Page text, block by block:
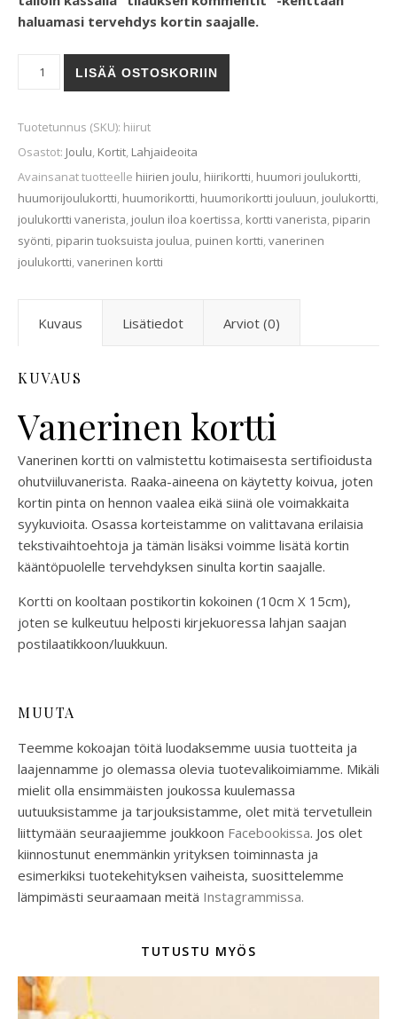
haluamasi tervehdys kortin saajalle.
HIIRUT-joulukortti määrä
LISÄÄ OSTOSKORIIN
Tuotetunnus (SKU): hiirut
Osastot: Joulu, Kortit, Lahjaideoita
Avainsanat tuotteelle hiirien joulu, hiirikortti, huumori joulukortti,
huumorijoulukortti, huumorikortti, huumorikortti jouluun, joulukortti,
joulukortti vanerista, joulun iloa koertissa, kortti vanerista, piparin
syönti, piparin tuoksuista joulua, puinen kortti,vanerinen
joulukortti,vanerinen kortti
Kuvaus Lisätiedot Arviot (0)
KUVAUS
Vanerinen kortti
Vanerinen kortti on valmistettu kotimaisesta sertifioidusta
ohutviiluvanerista. Raaka-aineena on käytetty koivua, joten
kortin pinta on hennon vaalea eikä siinä ole voimakkaita
syykuvioita. Osassa korteistamme on valittavana erilaisia
tekstivaihtoehtoja ja tämän lisäksi voimme lisätä kortin
kääntöpuolelle tervehdyksen sinulta kortin saajalle.
Kortti on kooltaan postikortin kokoinen (10cm X 15cm),
joten se kulkeutuu helposti kirjekuoressa lahjan saajan
postilaatikkoon/luukkuun.
MUUTA
Teemme kokoajan töitä luodaksemme uusia tuotteita ja
laajennamme jo olemassa olevia tuotevalikoimiamme. Mikäli
mielit olla ensimmäisten joukossa kuulemassa
uutuuksistamme ja tarjouksistamme, olet mitä tervetullein
liittymään seuraajiemme joukkoon Facebookissa. Jos olet
kiinnostunut enemmänkin yrityksen toiminnasta ja
esimerkiksi tuotekehityksen vaiheista, suosittelemme
lämpimästi seuraamaan meitä Instagrammissa.
TUTUSTU MYÖS